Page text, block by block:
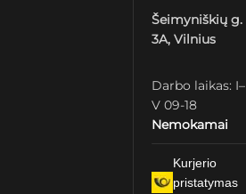
Šeimyniškių g.
3A, Vilnius
Darbo laikas: I–
V 09-18
Nemokamai
Kurjerio
pristatymas